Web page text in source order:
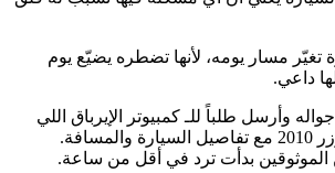
تغيّر مسار يومه، لأنها تضطره يضيّع يوم
داعي.
وأرسل طلباً للـ كمبيوتر الإيرباق اللي
تحتاجها تويوتا لاند كروزر 2010 مع تفاصيل السيارة والمسافة.
الموثوقين بدأت ترد في أقل من ساعة.